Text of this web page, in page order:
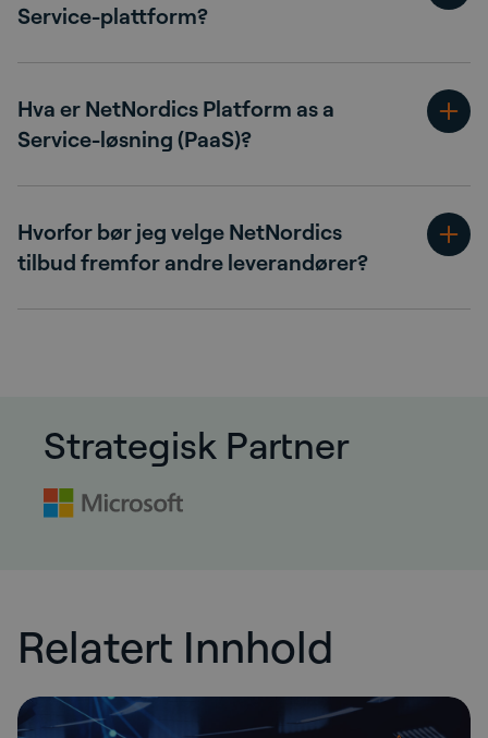
Service-plattform?
Hva er NetNordics Platform as a
Service-løsning (PaaS)?
Hvorfor bør jeg velge NetNordics
tilbud fremfor andre leverandører?
Strategisk Partner
Relatert Innhold